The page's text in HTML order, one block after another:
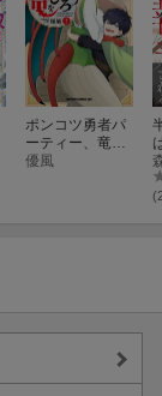
ポンコツ勇者パ
ーティー、竜を
ひろう 2
優風